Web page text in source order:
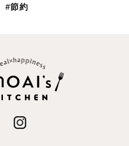
#節約